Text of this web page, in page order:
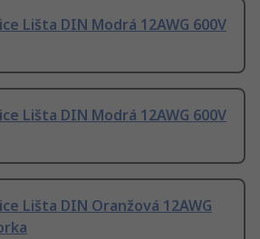
Lišta DIN Modrá 12AWG 600V
Lišta DIN Modrá 12AWG 600V
Lišta DIN Oranžová 12AWG